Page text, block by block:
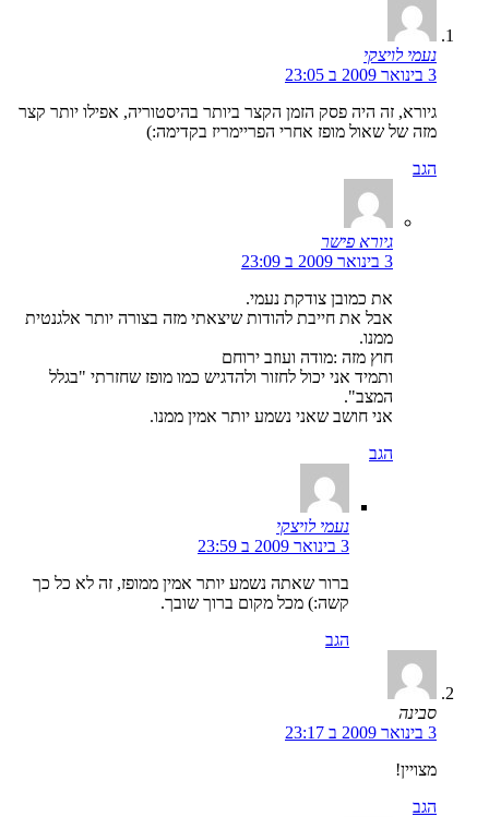
נעמי לויצקי
3 בינואר 2009 ב 23:05
גיורא, זה היה פסק הזמן הקצר ביותר בהיסטוריה, אפילו יותר קצר
מזה של שאול מופז אחרי הפריימריז בקדימה:)
הגב
גיורא פישר
3 בינואר 2009 ב 23:09
את כמובן צודקת נעמי.
אבל את חייבת להודות שיצאתי מזה בצורה יותר אלגנטית
ממנו.
חוץ מזה :מודה ועוזב ירוחם
ותמיד אני יכול לחזור ולהדגיש כמו מופז שחזרתי "בגלל
המצב".
אני חושב שאני נשמע יותר אמין ממנו.
הגב
נעמי לויצקי
3 בינואר 2009 ב 23:59
ברור שאתה נשמע יותר אמין ממופז, זה לא כל כך
קשה:) מכל מקום ברוך שובך.
הגב
סבינה
3 בינואר 2009 ב 23:17
מצויין!
הגב